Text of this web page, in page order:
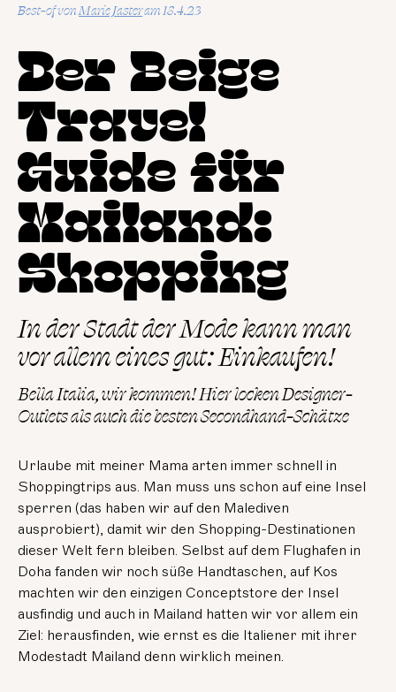
Best-ofvonMarie Jaster 18.4.23
Der Beige
Travel
Guide für
Mailand:
Shopping
In der Stadt der Mode kann man
vor allem eines gut: Einkaufen!
Bella Italia, wir kommen! Hier locken Designer-
Outlets als auch die besten Secondhand-Schätze
Urlaube mit meiner Mama arten immer schnell in
Shoppingtrips aus. Man muss uns schon auf eine Insel
sperren (das haben wir auf den Malediven
ausprobiert), damit wir den Shopping-Destinationen
dieser Welt fern bleiben. Selbst auf dem Flughafen in
Doha fanden wir noch süße Handtaschen, auf Kos
machten wir den einzigen Conceptstore der Insel
ausfindig und auch in Mailand hatten wir vor allem ein
Ziel: herausfinden, wie ernst es die Italiener mit ihrer
Modestadt Mailand denn wirklich meinen.